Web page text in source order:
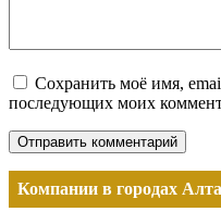
Сохранить моё имя,
последующих моих
Компании в городах